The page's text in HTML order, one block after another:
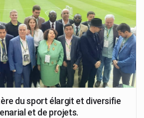
du sport élargit et diversifie
et de projets.